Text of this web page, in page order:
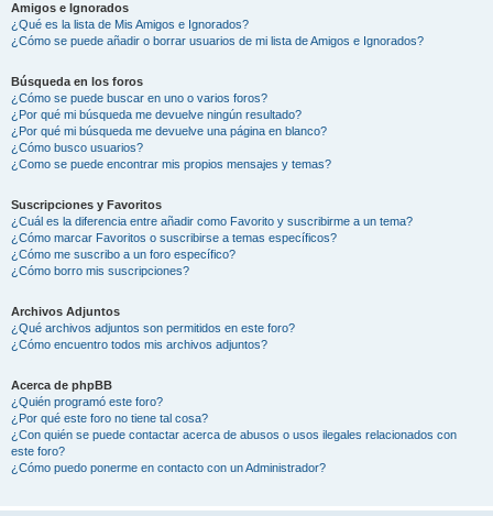
Amigos e Ignorados
¿Qué es la lista de Mis Amigos e Ignorados?
¿Cómo se puede añadir o borrar usuarios de mi lista de Amigos e Ignorados?
Búsqueda en los foros
¿Cómo se puede buscar en uno o varios foros?
¿Por qué mi búsqueda me devuelve ningún resultado?
¿Por qué mi búsqueda me devuelve una página en blanco?
¿Cómo busco usuarios?
¿Como se puede encontrar mis propios mensajes y temas?
Suscripciones y Favoritos
¿Cuál es la diferencia entre añadir como Favorito y suscribirme a un tema?
¿Cómo marcar Favoritos o suscribirse a temas específicos?
¿Cómo me suscribo a un foro específico?
¿Cómo borro mis suscripciones?
Archivos Adjuntos
¿Qué archivos adjuntos son permitidos en este foro?
¿Cómo encuentro todos mis archivos adjuntos?
Acerca de phpBB
¿Quién programó este foro?
¿Por qué este foro no tiene tal cosa?
¿Con quién se puede contactar acerca de abusos o usos ilegales relacionados con
este foro?
¿Cómo puedo ponerme en contacto con un Administrador?